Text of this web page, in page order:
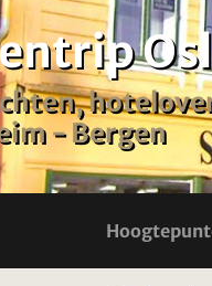
- Bergen